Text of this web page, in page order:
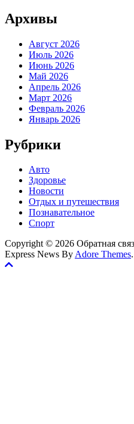
Архивы
Август 2026
Июль 2026
Июнь 2026
Май 2026
Апрель 2026
Март 2026
Февраль 2026
Январь 2026
Рубрики
Авто
Здоровье
Новости
Отдых и путешествия
Познавательное
Спорт
Copyright © 2026 Обратная
Express News ByAdore Themes.